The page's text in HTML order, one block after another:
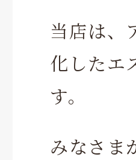
当店は、
化したエ
す。
みなさま